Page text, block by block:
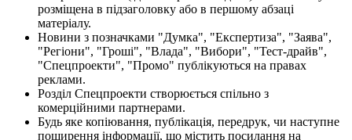
розміщена в підзаголовку або в першому абзаці
матеріалу.
Новини з позначками "Думка", "Експертиза", "Заява",
"Регіони", "Гроші", "Влада", "Вибори", "Тест-драйв",
"Спецпроекти", "Промо" публікуються на правах
реклами.
Розділ Спецпроекти створюється спільно з
комерційними партнерами.
Будь яке копіювання, публікація, передрук, чи наступне
поширення інформації, що містить посилання на